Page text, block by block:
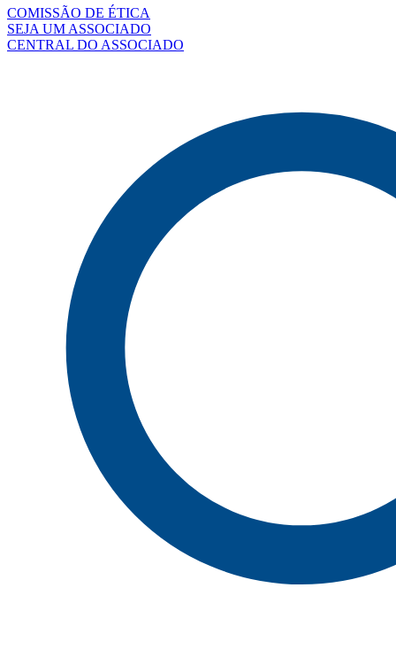
COMISSÃO DE ÉTICA
SEJA UM ASSOCIADO
CENTRAL DO ASSOCIADO